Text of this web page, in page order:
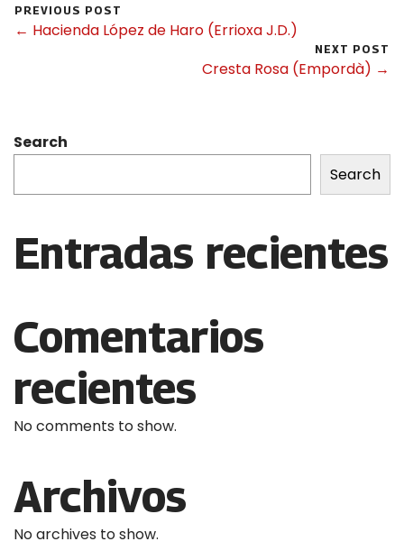
PREVIOUS POST
← Hacienda López de Haro (Errioxa J.D.)
NEXT POST
Cresta Rosa (Empordà) →
Search
Search
Entradas recientes
Comentarios
recientes
No comments to show.
Archivos
No archives to show.